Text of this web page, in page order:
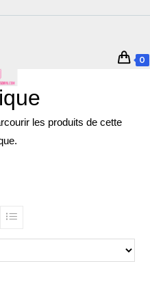
0
les produits de cette